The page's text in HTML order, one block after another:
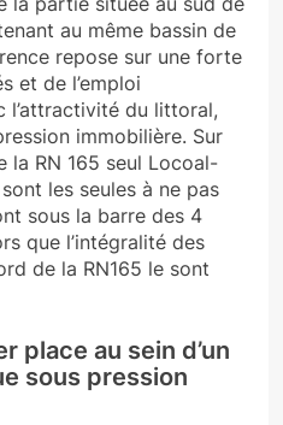
au même bassin de
repose sur une forte
et de l’emploi
l’attractivité du littoral,
immobilière. Sur
la RN 165 seul Locoal-
les seules à ne pas
sous la barre des 4
que l’intégralité des
de la RN165 le sont
place au sein d’un
sous pression